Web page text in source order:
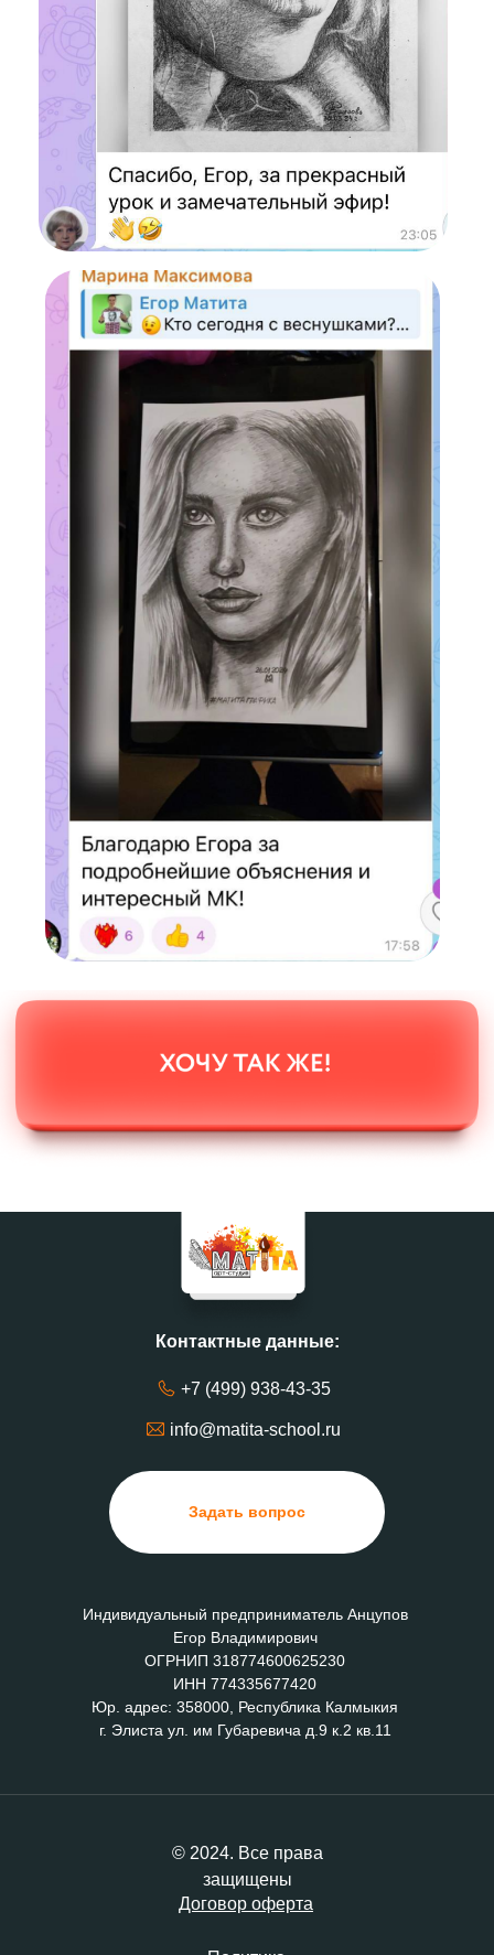
© 2024. Все права
защищены
Договор оферта
Задать вопрос
+7 (499) 938-43-35
info@matita-school.ru
Контактные данные:
Индивидуальный предприниматель Анцупов
Егор Владимирович
ОГРНИП 318774600625230
ИНН 774335677420
Юр. адрес: 358000, Республика Калмыкия
г. Элиста ул. им Губаревича д.9 к.2 кв.11